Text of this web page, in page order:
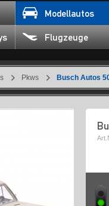
Modellautos
Flugzeuge
Pkws Busch Autos